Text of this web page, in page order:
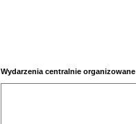
Wydarzenia centralnie organizowane